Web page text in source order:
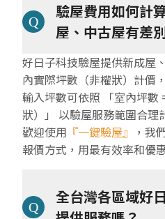
驗屋費用如何計
屋、中古屋有差
好日子科技驗屋提供新成屋
內實際坪數（非權狀）計價，
輸入坪數可依照 「室內坪數
狀）」 以驗屋服務範圍合理
歡迎使用 『一鍵驗屋』
，我
報價方式，用最有效率和優
全台灣各區域好